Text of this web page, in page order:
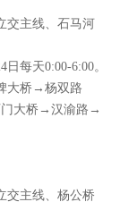
交主线、石马河
每天0:00-6:00。
大桥→杨双路
门大桥→汉渝路→
交主线、杨公桥